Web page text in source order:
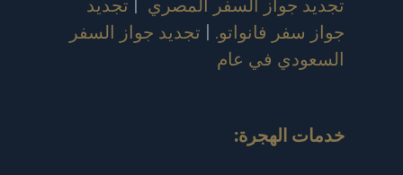
تجديد جواز السفر المصري | تجديد
جواز سفر فانواتو. | تجديد جواز السفر
السعودي في عام
خدمات الهجرة: